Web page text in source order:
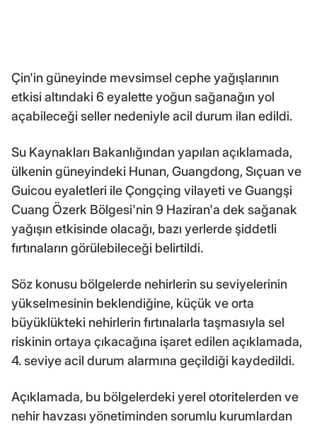
Çin'in güneyinde mevsimsel cephe yağışlarının
etkisi altındaki 6 eyalette yoğun sağanağın yol
açabileceği seller nedeniyle acil durum ilan edildi.
Su Kaynakları Bakanlığından yapılan açıklamada,
ülkenin güneyindeki Hunan, Guangdong, Sıçuan ve
Guicou eyaletleri ile Çongçing vilayeti ve Guangşi
Cuang Özerk Bölgesi'nin 9 Haziran'a dek sağanak
yağışın etkisinde olacağı, bazı yerlerde şiddetli
fırtınaların görülebileceği belirtildi.
Söz konusu bölgelerde nehirlerin su seviyelerinin
yükselmesinin beklendiğine, küçük ve orta
büyüklükteki nehirlerin fırtınalarla taşmasıyla sel
riskinin ortaya çıkacağına işaret edilen açıklamada,
4. seviye acil durum alarmına geçildiği kaydedildi.
Açıklamada, bu bölgelerdeki yerel otoritelerden ve
nehir havzası yönetiminden sorumlu kurumlardan